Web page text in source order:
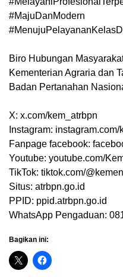
#MajuDanModern
Biro Hubungan
Kementerian Agraria dan
Badan Pertanahan
X: x.com/kem_atrbpn
Instagram:
Fanpage facebook:
Youtube: youtube.com/
TikTok: tiktok.com/
Situs: atrbpn.go.id
PPID: ppid.atrbpn.go.id
WhatsApp Pengaduan:
Bagikan ini: